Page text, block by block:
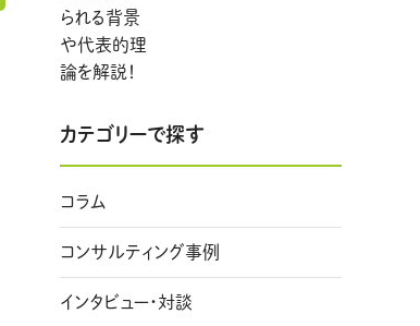
カテゴリーで探す
コラム
コンサルティング事例
インタビュー・対談